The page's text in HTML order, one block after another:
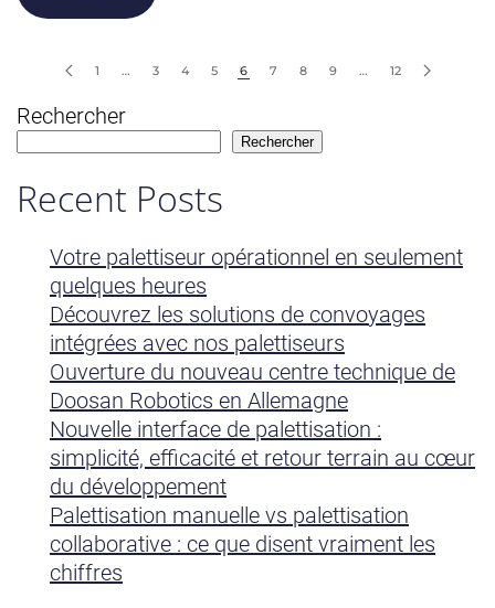
1 … 3 4 5 6 7 8 9 … 12
Rechercher
Rechercher
Recent Posts
Votre palettiseur opérationnel en seulement
quelques heures
Découvrez les solutions de convoyages
intégrées avec nos palettiseurs
Ouverture du nouveau centre technique de
Doosan Robotics en Allemagne
Nouvelle interface de palettisation :
simplicité, efficacité et retour terrain au cœur
du développement
Palettisation manuelle vs palettisation
collaborative : ce que disent vraiment les
chiffres